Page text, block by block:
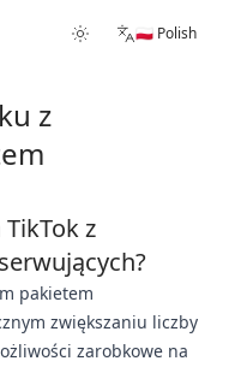
🇵🇱 Polish
z
z
pakietem
zwiększaniu liczby
zarobkowe na